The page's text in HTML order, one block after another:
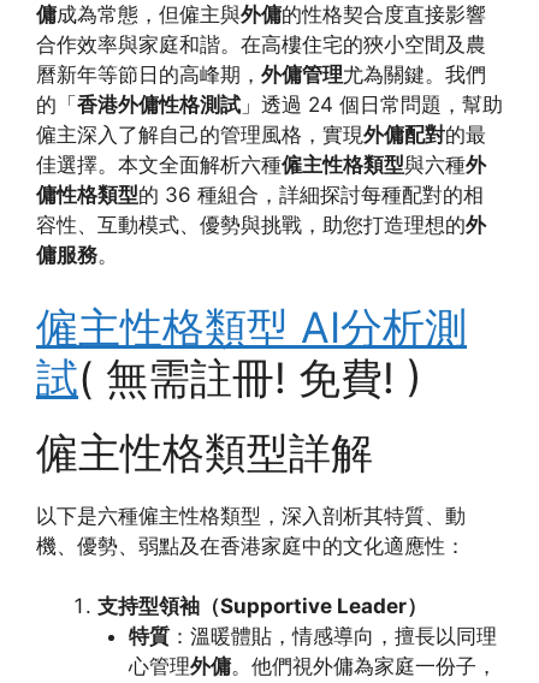
傭成為常態，但僱主與外傭的性格契合度直接影響
合作效率與家庭和諧。在高樓住宅的狹小空間及農
曆新年等節日的高峰期， 外傭管理尤為關鍵。我們
的「 香港外傭性格測試 」透過 24 個日常問題，幫助
僱主深入了解自己的管理風格，實現外傭配對的最
佳選擇。本文全面解析六種僱主性格類型與六種外
傭性格類型的 36 種組合，詳細探討每種配對的相
容性、互動模式、優勢與挑戰，助您打造理想的外
傭服務。
僱主性格類型 AI分析測
試( 無需註冊! 免費! )
僱主性格類型詳解
以下是六種僱主性格類型，深入剖析其特質、動
機、優勢、弱點及在香港家庭中的文化適應性：
支持型領袖（Supportive Leader）
特質：溫暖體貼，情感導向，擅長以同理
心管理外傭。他們視外傭為家庭一份子，